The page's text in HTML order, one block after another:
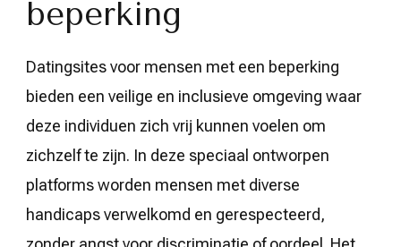
beperking
Datingsites voor mensen met een beperking
bieden een veilige en inclusieve omgeving waar
deze individuen zich vrij kunnen voelen om
zichzelf te zijn. In deze speciaal ontworpen
platforms worden mensen met diverse
handicaps verwelkomd en gerespecteerd,